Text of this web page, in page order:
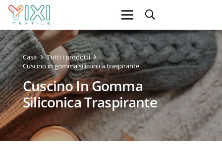
Casa
Tutti i prodotti
Cuscino in gomma siliconica traspirante
Cuscino In Gomma
Siliconica Traspirante